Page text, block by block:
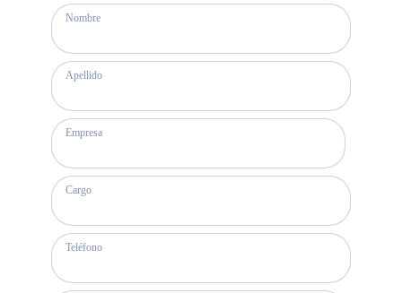
Nombre
Apellido
Empresa
Cargo
Teléfono